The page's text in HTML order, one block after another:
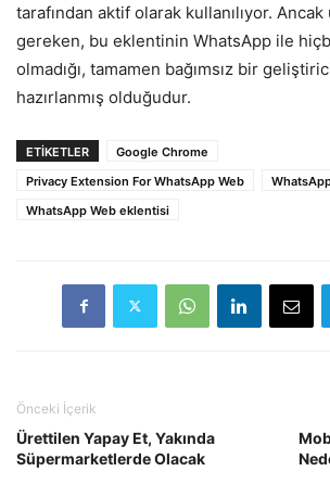
tarafından aktif olarak kullanılıyor. Ancak
gereken, bu eklentinin WhatsApp ile
olmadığı, tamamen bağımsız bir
hazırlanmış olduğudur.
ETIKETLER
Google Chrome
Privacy Extension For WhatsApp Web
WhatsApp Web eklentisi
Önceki İçerik
Ürettilen Yapay Et, Yakında
Süpermarketlerde Olacak